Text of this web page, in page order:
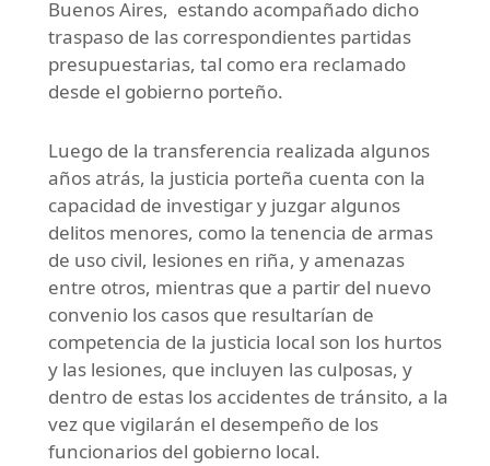
Buenos Aires, estando acompañado dicho
traspaso de las correspondientes partidas
presupuestarias, tal como era reclamado
desde el gobierno porteño.
Luego de la transferencia realizada algunos
años atrás, la justicia porteña cuenta con la
capacidad de investigar y juzgar algunos
delitos menores, como la tenencia de armas
de uso civil, lesiones en riña, y amenazas
entre otros, mientras que a partir del nuevo
convenio los casos que resultarían de
competencia de la justicia local son los hurtos
y las lesiones, que incluyen las culposas, y
dentro de estas los accidentes de tránsito, a la
vez que vigilarán el desempeño de los
funcionarios del gobierno local.